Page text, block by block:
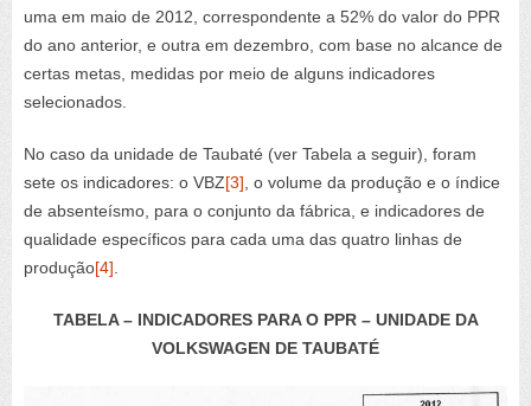
uma em maio de 2012, correspondente a 52% do valor do PPR
do ano anterior, e outra em dezembro, com base no alcance de
certas metas, medidas por meio de alguns indicadores
selecionados.
No caso da unidade de Taubaté (ver Tabela a seguir), foram
sete os indicadores: o VBZ[3], o volume da produção e o índice
de absenteísmo, para o conjunto da fábrica, e indicadores de
qualidade específicos para cada uma das quatro linhas de
produção[4].
TABELA – INDICADORES PARA O PPR – UNIDADE DA
VOLKSWAGEN DE TAUBATÉ